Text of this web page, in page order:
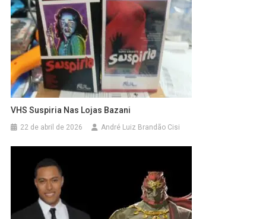
VHS Suspiria Nas Lojas Bazani
22 de abril de 2026 André Luiz Brandão Cisi